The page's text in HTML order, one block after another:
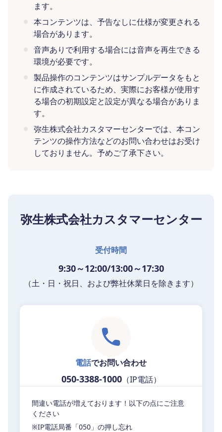
ます。
本コンテンツは、予告なしに仕様が変更される
場合があります。
音声ありで利用する場合には音声を再生できる
環境が必要です。
製品操作のコンテンツはサンプルデータをもと
に作成されているため、実際にお客様が使用す
る場合の初期設定と設定が異なる場合がありま
す。
弥生株式会社カスタマーセンターでは、本コン
テンツの操作方法などのお問い合わせはお受け
しておりません。予めご了承下さい。
弥生株式会社カスタマーセンター
受付時間
9:30～12:00/13:00～17:30
（土・日・祝日、および弊社休業日を除きます）
電話でお問い合わせ
050-3388-1000（IP電話）
間違い電話が増えております！以下の点にご注意
ください
※IP電話局番「050」の押し忘れ